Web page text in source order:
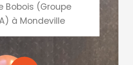
Bobois (Groupe
à Mondeville